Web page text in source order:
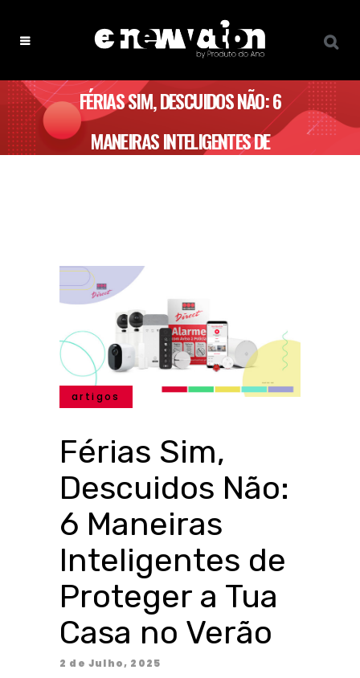
FÉRIAS SIM, DESCUIDOS NÃO: 6
MANEIRAS INTELIGENTES DE
artigos
Férias Sim,
Descuidos Não:
6 Maneiras
Inteligentes de
Proteger a Tua
Casa no Verão
2 de Julho, 2025